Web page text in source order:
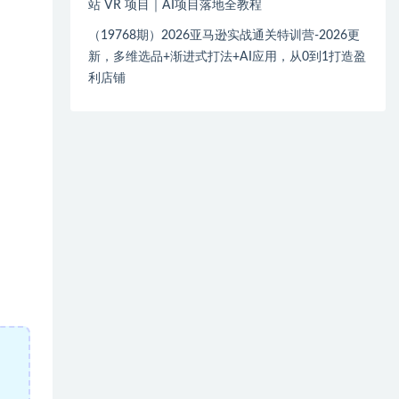
站 VR 项目｜AI项目落地全教程
（19768期）2026亚马逊实战通关特训营-2026更
新，多维选品+渐进式打法+AI应用，从0到1打造盈
利店铺